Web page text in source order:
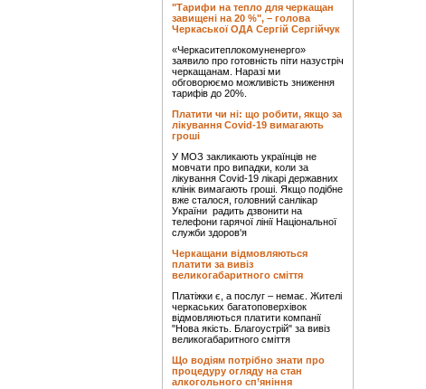
"Тарифи на тепло для черкащан
завищені на 20 %", – голова
Черкаської ОДА Сергій Сергійчук
«Черкаситеплокомуненерго»
заявило про готовність піти назустріч
черкащанам. Наразі ми
обговорюємо можливість зниження
тарифів до 20%.
Платити чи ні: що робити, якщо за
лікування Covid-19 вимагають
гроші
У МОЗ закликають українців не
мовчати про випадки, коли за
лікування Covid-19 лікарі державних
клінік вимагають гроші. Якщо подібне
вже сталося, головний санлікар
України радить дзвонити на
телефони гарячої лінії Національної
служби здоров'я
Черкащани відмовляються
платити за вивіз
великогабаритного сміття
Платіжки є, а послуг – немає. Жителі
черкаських багатоповерхівок
відмовляються платити компанії
"Нова якість. Благоустрій" за вивіз
великогабаритного сміття
Що водіям потрібно знати про
процедуру огляду на стан
алкогольного сп’яніння